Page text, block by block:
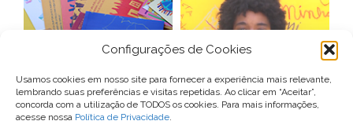
Configurações de Cookies
Usamos cookies em nosso site para fornecer a experiência mais relevante,
lembrando suas preferências e visitas repetidas. Ao clicar em “Aceitar”,
concorda com a utilização de TODOS os cookies. Para mais informações,
acesse nossa Política de Privacidade.
catálogo de
produtos
videocartas –
patrocínio